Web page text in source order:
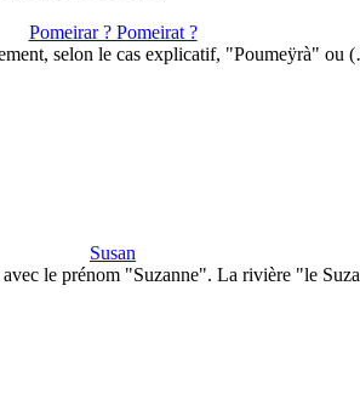
Pomeirar ? Pomeirat ?
selon le cas explicatif, "Poumeÿrà" ou
Susan
avec le prénom "Suzanne". La rivière "le